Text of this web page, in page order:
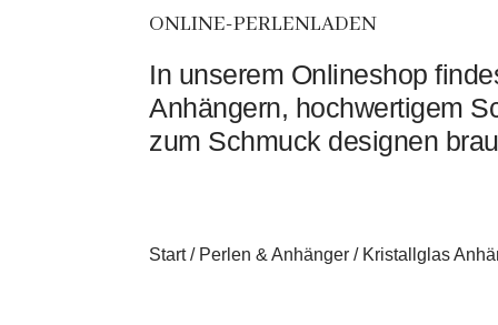
ONLINE-PERLENLADEN
In unserem Onlineshop
Anhängern, hochwertigem
zum Schmuck designen
Start/ Perlen & Anhänger / Kristallglas